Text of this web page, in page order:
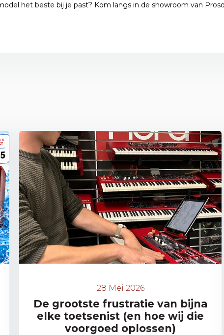
het beste bij je past? Kom langs in de showroom van
28 Mei 2026
De grootste frustratie van bijna
elke toetsenist (en hoe wij die
voorgoed oplossen)